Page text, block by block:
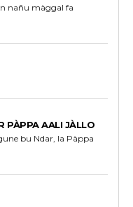
nañu màggal fa
PÀPPA AALI JÀLLO
bu Ndar, la Pàppa